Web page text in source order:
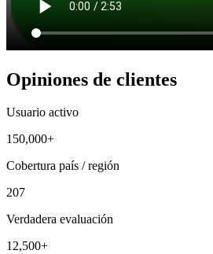
Opiniones de clientes
Usuario activo
150,000+
Cobertura país / región
207
Verdadera evaluación
12,500+